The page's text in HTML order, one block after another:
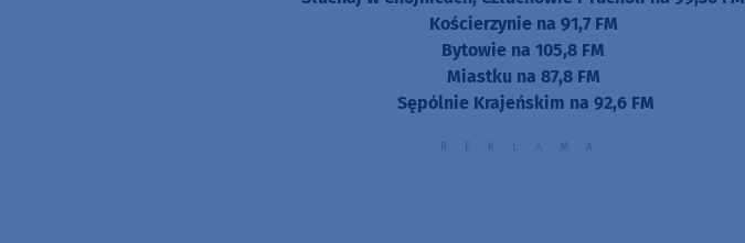
Kościerzynie na 91,7 FM
Bytowie na 105,8 FM
Miastku na 87,8 FM
Sępólnie Krajeńskim na 92,6 FM